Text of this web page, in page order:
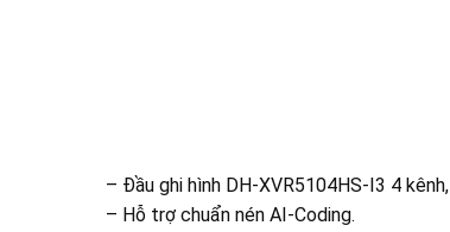
– Đầu ghi hình DH-XVR5104HS-I3 4
– Hỗ trợ chuẩn nén AI-Coding.